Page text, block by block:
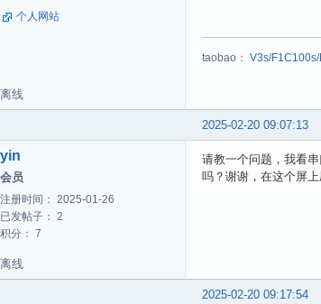
个人网站
taobao： V3s/F1C100s/
离线
2025-02-20 09:07:13
yin
会员
注册时间： 2025-01-26
已发帖子： 2
积分： 7
请教一个问题，我看
吗？谢谢，在这个屏
离线
2025-02-20 09:17:54